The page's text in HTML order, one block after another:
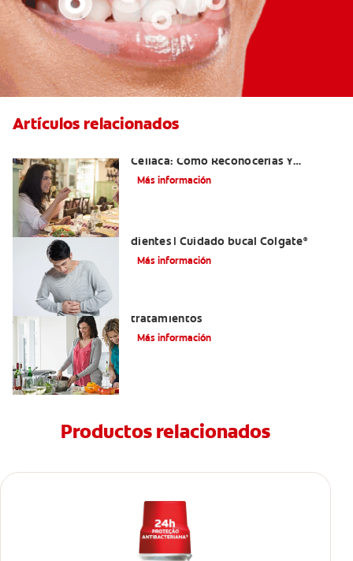
Artículos relacionados
Celíaca: Cómo Reconocerlas Y
Tratarlas
Más información
dientes | Cuidado bucal Colgate®
Más información
tratamientos
Más información
Productos relacionados